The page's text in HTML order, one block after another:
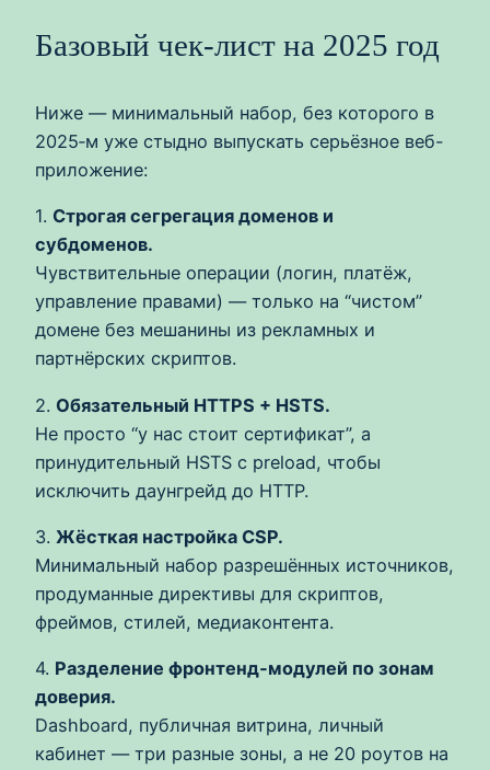
Базовый чек‑лист на 2025 год
Ниже — минимальный набор, без которого в
2025‑м уже стыдно выпускать серьёзное веб-
приложение:
1. Строгая сегрегация доменов и
субдоменов.
Чувствительные операции (логин, платёж,
управление правами) — только на “чистом”
домене без мешанины из рекламных и
партнёрских скриптов.
2. Обязательный HTTPS + HSTS.
Не просто “у нас стоит сертификат”, а
принудительный HSTS с preload, чтобы
исключить даунгрейд до HTTP.
3. Жёсткая настройка CSP.
Минимальный набор разрешённых источников,
продуманные директивы для скриптов,
фреймов, стилей, медиаконтента.
4. Разделение фронтенд‑модулей по зонам
доверия.
Dashboard, публичная витрина, личный
кабинет — три разные зоны, а не 20 роутов на